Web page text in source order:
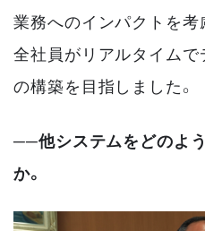
業務へのインパクトを考
全社員がリアルタイム
の構築を目指しました。
──他システムをどのよ
か。